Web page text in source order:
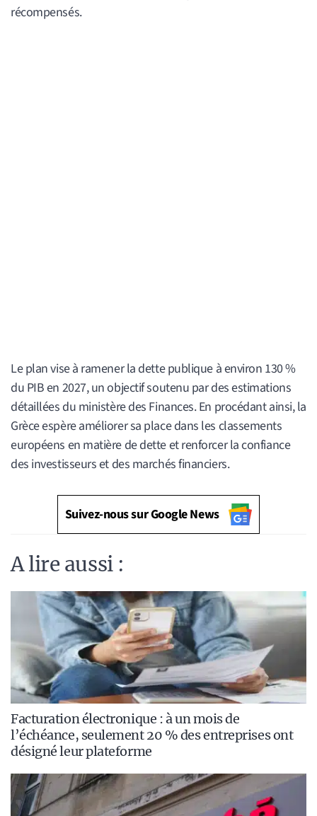
récompensés.
Le plan vise à ramener la dette publique à environ 130 %
du PIB en 2027, un objectif soutenu par des estimations
détaillées du ministère des Finances. En procédant ainsi, la
Grèce espère améliorer sa place dans les classements
européens en matière de dette et renforcer la confiance
des investisseurs et des marchés financiers.
Suivez-nous sur Google News
A lire aussi :
Facturation électronique : à un mois de
l’échéance, seulement 20 % des entreprises ont
désigné leur plateforme